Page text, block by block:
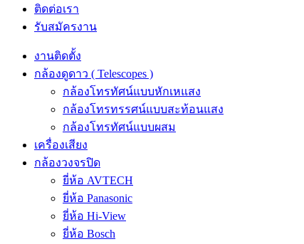
ติดต่อเรา
รับสมัครงาน
งานติดตั้ง
กล้องดูดาว ( Telescopes )
กล้องโทรทัศน์แบบหักเหแสง
กล้องโทรทรรศน์แบบสะท้อนแสง
กล้องโทรทัศน์แบบผสม
เครื่องเสียง
กล้องวงจรปิด
ยี่ห้อ AVTECH
ยี่ห้อ Panasonic
ยี่ห้อ Hi-View
ยี่ห้อ Bosch